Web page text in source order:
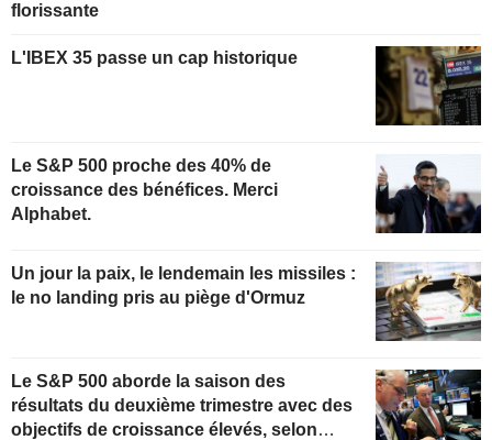
florissante
L'IBEX 35 passe un cap historique
Le S&P 500 proche des 40% de
croissance des bénéfices. Merci
Alphabet.
Un jour la paix, le lendemain les missiles :
le no landing pris au piège d'Ormuz
Le S&P 500 aborde la saison des
résultats du deuxième trimestre avec des
objectifs de croissance élevés, selon